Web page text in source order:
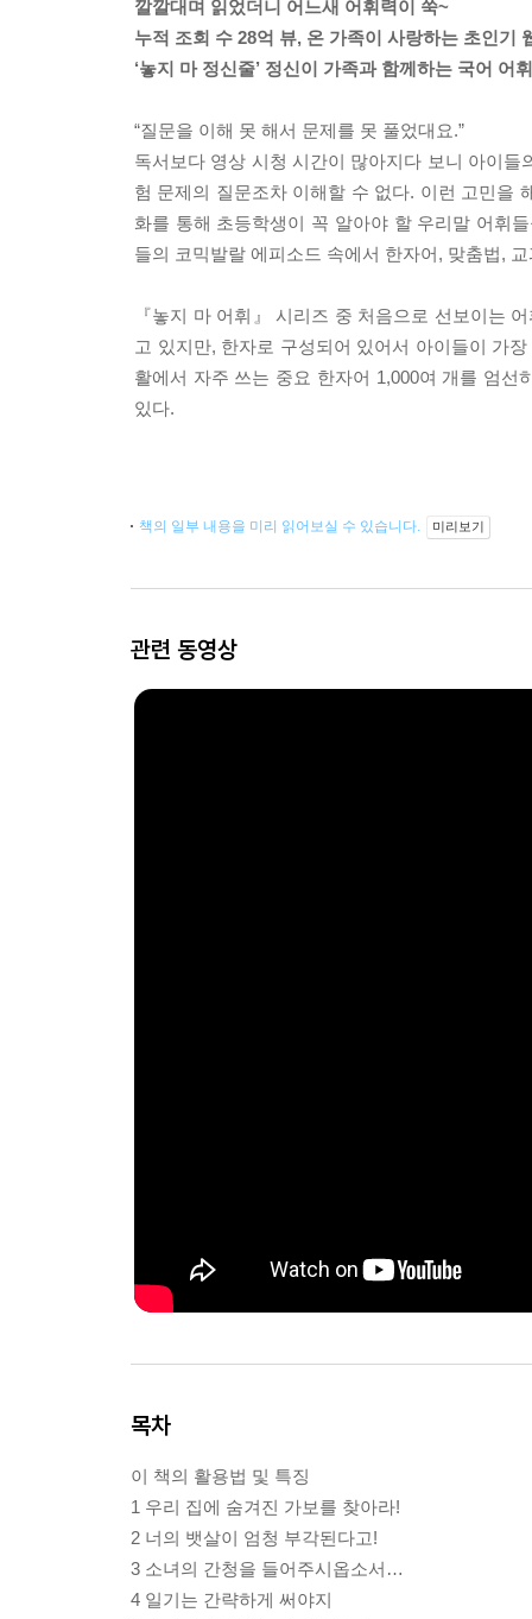
깔깔대며 읽었더니 어느새 어휘력이 쑥~
누적 조회 수 28억 뷰, 온 가족이 사랑하는 초인기
‘놓지 마 정신줄’ 정신이 가족과 함께하는 국어 어
“질문을 이해 못 해서 문제를 못 풀었대요.”
독서보다 영상 시청 시간이 많아지다 보니 아이
험 문제의 질문조차 이해할 수 없다. 이런 고민을
화를 통해 초등학생이 꼭 알아야 할 우리말 어휘
들의 코믹발랄 에피소드 속에서 한자어, 맞춤법,
『놓지 마 어휘』 시리즈 중 처음으로 선보이는
고 있지만, 한자로 구성되어 있어서 아이들이 가
활에서 자주 쓰는 중요 한자어 1,000여 개를 엄선
있다.
책의 일부 내용을 미리 읽어보실 수 있습니다. 미리보기
관련 동영상
목차
이 책의 활용법 및 특징
1 우리 집에 숨겨진 가보를 찾아라!
2 너의 뱃살이 엄청 부각된다고!
3 소녀의 간청을 들어주시옵소서…
4 일기는 간략하게 써야지